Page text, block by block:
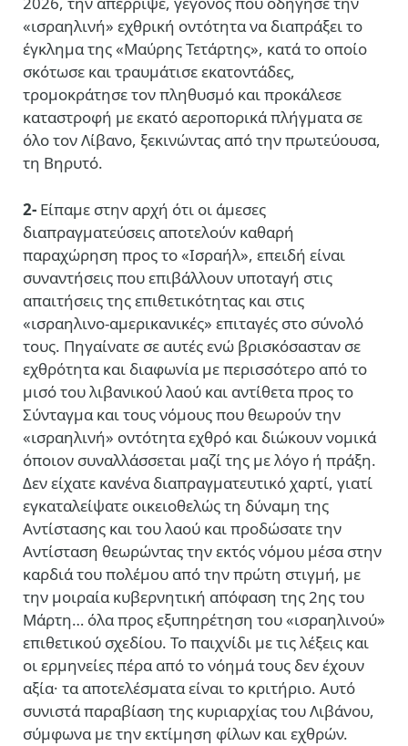
«ισραηλινή» εχθρική οντότητα να διαπράξει το
έγκλημα της «Μαύρης Τετάρτης», κατά το οποίο
σκότωσε και τραυμάτισε εκατοντάδες,
τρομοκράτησε τον πληθυσμό και προκάλεσε
καταστροφή με εκατό αεροπορικά πλήγματα σε
όλο τον Λίβανο, ξεκινώντας από την πρωτεύουσα,
τη Βηρυτό.
2- Είπαμε στην αρχή ότι οι άμεσες
διαπραγματεύσεις αποτελούν καθαρή
παραχώρηση προς το «Ισραήλ», επειδή είναι
συναντήσεις που επιβάλλουν υποταγή στις
απαιτήσεις της επιθετικότητας και στις
«ισραηλινο-αμερικανικές» επιταγές στο σύνολό
τους. Πηγαίνατε σε αυτές ενώ βρισκόσασταν σε
εχθρότητα και διαφωνία με περισσότερο από το
μισό του λιβανικού λαού και αντίθετα προς το
Σύνταγμα και τους νόμους που θεωρούν την
«ισραηλινή» οντότητα εχθρό και διώκουν νομικά
όποιον συναλλάσσεται μαζί της με λόγο ή πράξη.
Δεν είχατε κανένα διαπραγματευτικό χαρτί, γιατί
εγκαταλείψατε οικειοθελώς τη δύναμη της
Αντίστασης και του λαού και προδώσατε την
Αντίσταση θεωρώντας την εκτός νόμου μέσα στην
καρδιά του πολέμου από την πρώτη στιγμή, με
την μοιραία κυβερνητική απόφαση της 2ης του
Μάρτη… όλα προς εξυπηρέτηση του «ισραηλινού»
επιθετικού σχεδίου. Το παιχνίδι με τις λέξεις και
οι ερμηνείες πέρα από το νόημά τους δεν έχουν
αξία· τα αποτελέσματα είναι το κριτήριο. Αυτό
συνιστά παραβίαση της κυριαρχίας του Λιβάνου,
σύμφωνα με την εκτίμηση φίλων και εχθρών.